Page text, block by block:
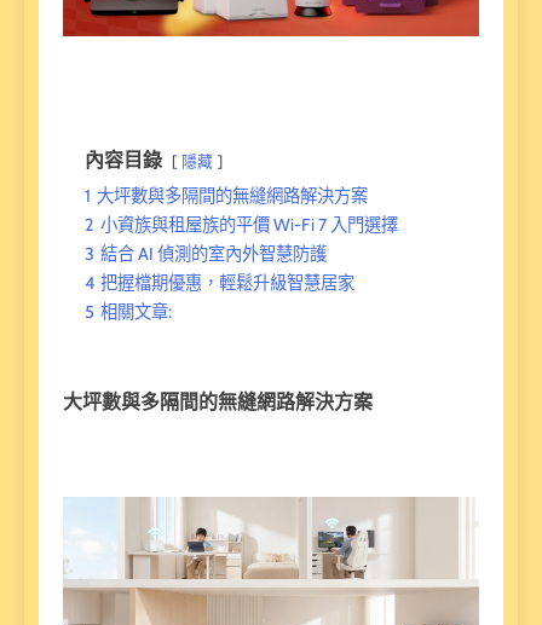
內容目錄 隱藏
1 大坪數與多隔間的無縫網路解決方案
2 小資族與租屋族的平價 Wi-Fi 7 入門選擇
3 結合 AI 偵測的室內外智慧防護
4 把握檔期優惠，輕鬆升級智慧居家
5 相關文章:
大坪數與多隔間的無縫網路解決方案